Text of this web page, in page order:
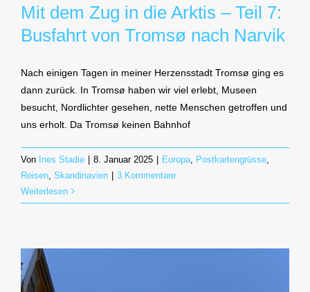
Mit dem Zug in die Arktis – Teil 7:
Busfahrt von Tromsø nach Narvik
Nach einigen Tagen in meiner Herzensstadt Tromsø ging es
dann zurück. In Tromsø haben wir viel erlebt, Museen
besucht, Nordlichter gesehen, nette Menschen getroffen und
uns erholt. Da Tromsø keinen Bahnhof
Von Ines Stadie | 8. Januar 2025 | Europa Postkartengrüsse
Reisen Skandinavien | 3 Kommentare
Weiterlesen